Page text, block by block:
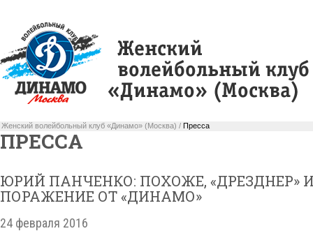
Женский волейбольный клуб «Динамо» (Москва) / Пресса
ПРЕССА
ЮРИЙ ПАНЧЕНКО: ПОХОЖЕ, «ДРЕЗДНЕР»
ПОРАЖЕНИЕ ОТ «ДИНАМО»
24 февраля 2016